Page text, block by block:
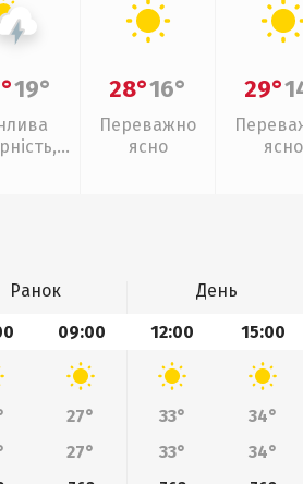
19° 28°16°
Переважно
ясно
29°
ясно
Ранок День
09:00 12:00 15:00
27° 33° 34°
27° 33° 34°